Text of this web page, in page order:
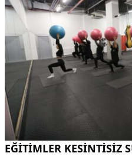
EĞİTİMLER KESİNTİSİZ